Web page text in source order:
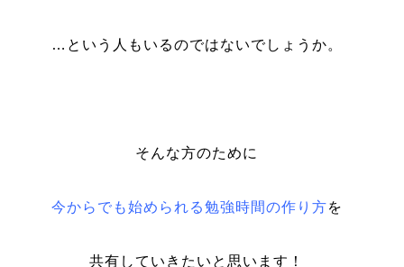
…という人もいるのではないでしょうか。
そんな方のために
今からでも始められる勉強時間の作り方を
共有していきたいと思います！